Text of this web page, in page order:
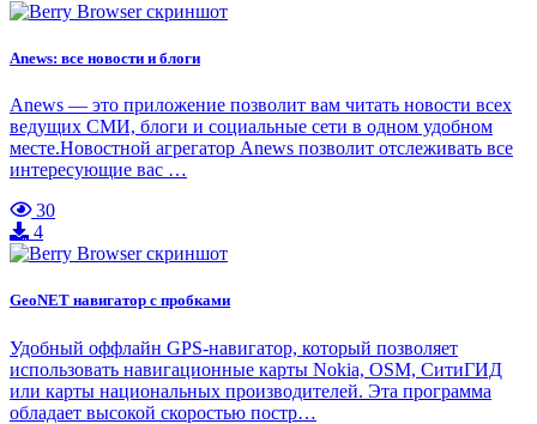
Anews: все новости и блоги
Anews — это приложение позволит вам читать новости всех
ведущих СМИ, блоги и социальные сети в одном удобном
месте.Новостной агрегатор Anews позволит отслеживать все
интересующие вас …
30
4
GeoNET навигатор с пробками
Удобный оффлайн GPS-навигатор, который позволяет
использовать навигационные карты Nokia, OSM, СитиГИД
или карты национальных производителей. Эта программа
обладает высокой скоростью постр…